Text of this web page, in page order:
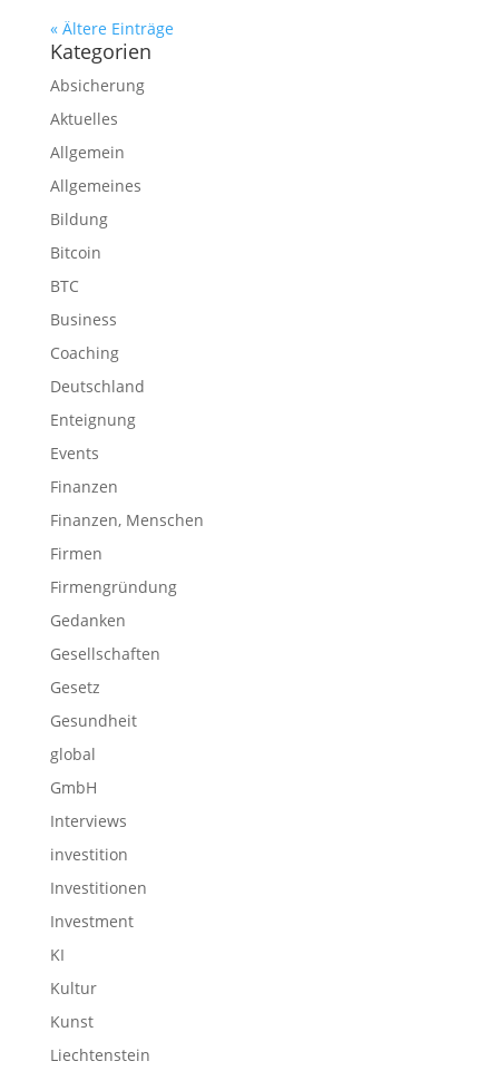
« Ältere Einträge
Kategorien
Absicherung
Aktuelles
Allgemein
Allgemeines
Bildung
Bitcoin
BTC
Business
Coaching
Deutschland
Enteignung
Events
Finanzen
Finanzen, Menschen
Firmen
Firmengründung
Gedanken
Gesellschaften
Gesetz
Gesundheit
global
GmbH
Interviews
investition
Investitionen
Investment
KI
Kultur
Kunst
Liechtenstein